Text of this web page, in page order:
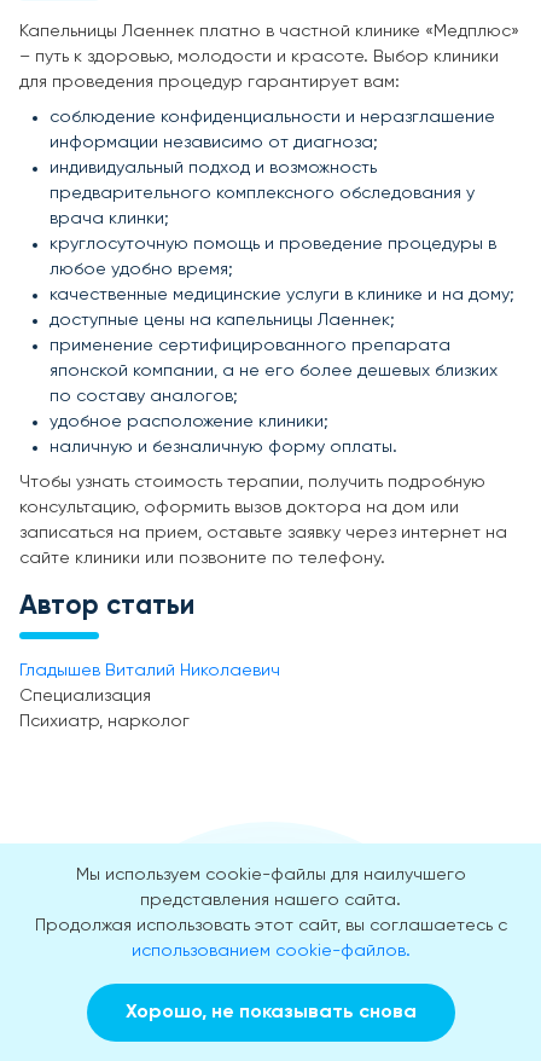
Капельницы Лаеннек платно в частной клинике «Медплюс»
– путь к здоровью, молодости и красоте. Выбор клиники
для проведения процедур гарантирует вам:
соблюдение конфиденциальности и неразглашение
информации независимо от диагноза;
индивидуальный подход и возможность
предварительного комплексного обследования у
врача клинки;
круглосуточную помощь и проведение процедуры в
любое удобно время;
качественные медицинские услуги в клинике и на дому;
доступные цены на капельницы Лаеннек;
применение сертифицированного препарата
японской компании, а не его более дешевых близких
по составу аналогов;
удобное расположение клиники;
наличную и безналичную форму оплаты.
Чтобы узнать стоимость терапии, получить подробную
консультацию, оформить вызов доктора на дом или
записаться на прием, оставьте заявку через интернет на
сайте клиники или позвоните по телефону.
Автор статьи
Гладышев Виталий Николаевич
Специализация
Психиатр, нарколог
Наши преимущества
опытом
Мы используем cookie-файлы для наилучшего
представления нашего сайта.
Продолжая использовать этот сайт, вы соглашаетесь с
использованием cookie-файлов.
Хорошо, не показывать снова
Заказать звонок Вызвать врача на дом